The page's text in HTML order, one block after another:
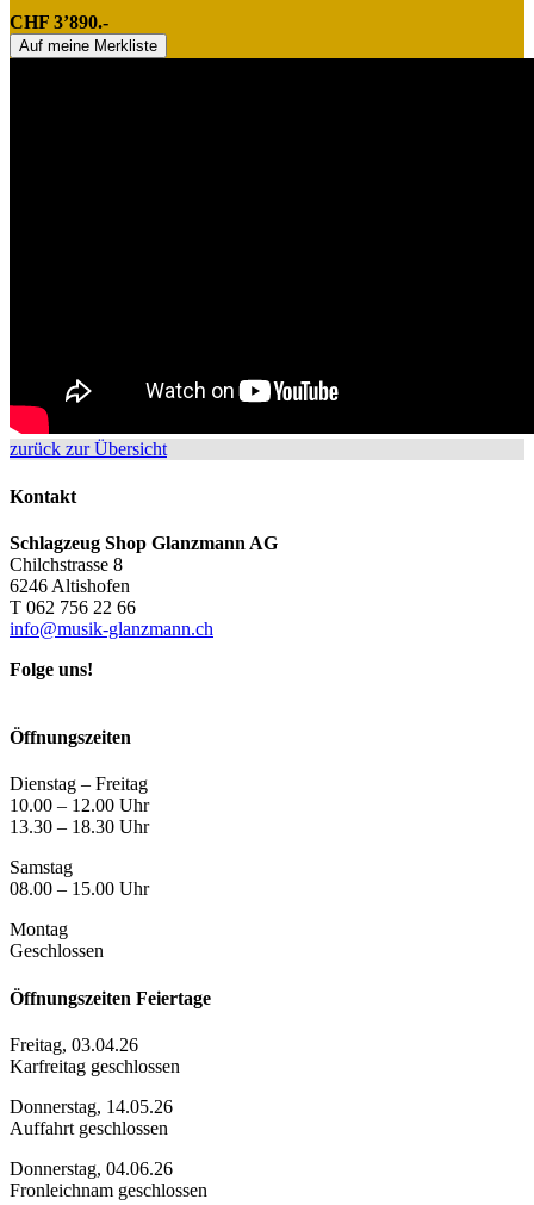
CHF 3’890.-
Auf meine Merkliste
zurück zur Übersicht
Kontakt
Schlagzeug Shop Glanzmann AG
Chilchstrasse 8
6246 Altishofen
T 062 756 22 66
info@musik-glanzmann.ch
Folge uns!
Öffnungszeiten
Dienstag – Freitag
10.00 – 12.00 Uhr
13.30 – 18.30 Uhr
Samstag
08.00 – 15.00 Uhr
Montag
Geschlossen
Öffnungszeiten Feiertage
Freitag, 03.04.26
Karfreitag geschlossen
Donnerstag, 14.05.26
Auffahrt geschlossen
Donnerstag, 04.06.26
Fronleichnam geschlossen